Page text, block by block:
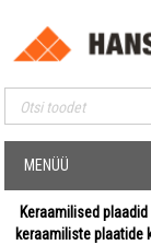
MENÜÜ
Keraamilised
keraamiliste plaatide